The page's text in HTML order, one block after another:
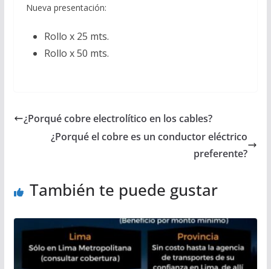
Nueva presentación:
Rollo x 25 mts.
Rollo x 50 mts.
¿Porqué cobre electrolítico en los cables?
¿Porqué el cobre es un conductor eléctrico
preferente?
También te puede gustar